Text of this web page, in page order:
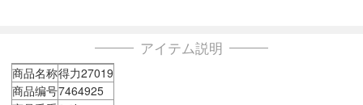
アイテム説明
商品名称得力27019
商品编号7464925